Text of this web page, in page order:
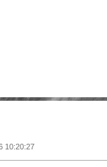
10:20:27